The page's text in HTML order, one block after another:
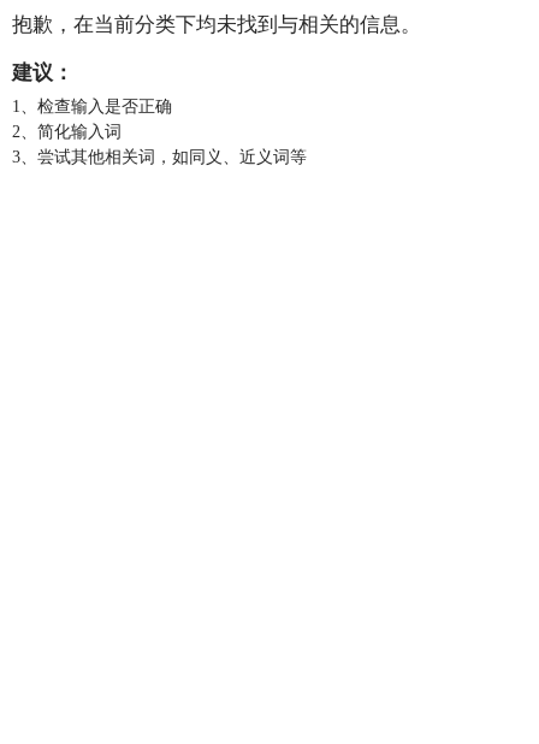
抱歉，在当前分类下均未找到与相关的信息。
建议：
1、检查输入是否正确
2、简化输入词
3、尝试其他相关词，如同义、近义词等